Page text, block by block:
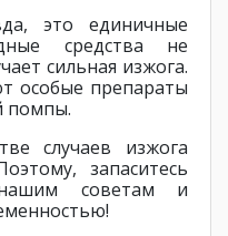
это единичные
средства не
сильная изжога.
особые препараты
помпы.
случаев изжога
запаситесь
советам и